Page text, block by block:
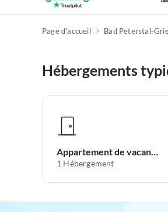
Page d'accueil Bad Peterstal-
Hébergements
Appartement de vacances
1 Hébergement